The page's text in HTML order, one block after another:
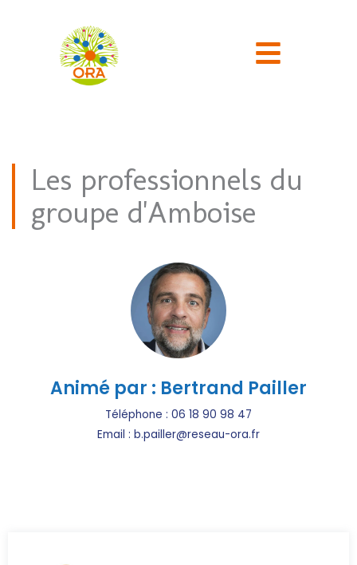
Les professionnels du
groupe d'Amboise
Animé par : Bertrand Pailler
Téléphone : 06 18 90 98 47
Email : b.pailler@reseau-ora.fr